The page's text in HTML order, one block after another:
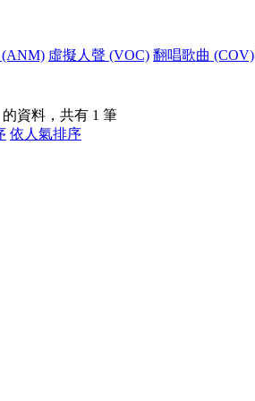
虛擬人聲 (VOC) 翻唱歌曲 (COV)
資料，共有 1 筆
依人氣排序